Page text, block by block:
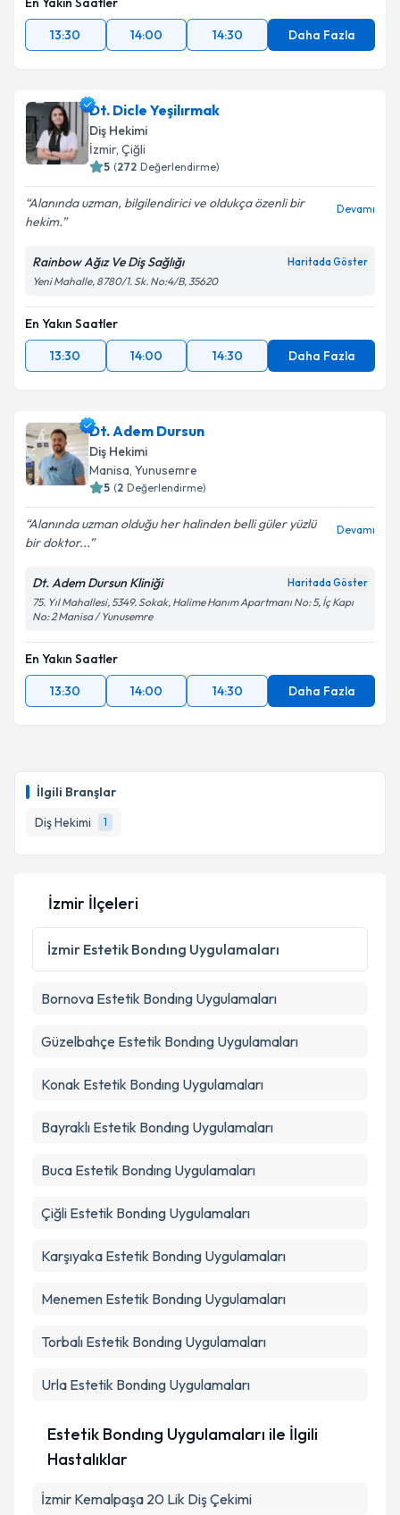
İlgili Branşlar
Diş Hekimi
1
13:30
14:00 14:30 Daha Fazla
Dt. Dicle Yeşilırmak
Diş Hekimi
İzmir, Çiğli
5 (272 Değerlendirme)
Alanında uzman, bilgilendirici ve oldukça özenli bir
hekim.
Devamı
Rainbow Ağız Ve Diş Sağlığı Haritada Göster
Yeni Mahalle, 8780/1. Sk. No:4/B, 35620
En Yakın Saatler
13:30
14:00 14:30 Daha Fazla
Dt. Adem Dursun
Diş Hekimi
Manisa, Yunusemre
5 (2 Değerlendirme)
Alanında uzman olduğu her halinden belli güler yüzlü
bir doktor...
Devamı
Dt. Adem Dursun Kliniği Haritada Göster
75. Yıl Mahallesi, 5349. Sokak, Halime Hanım Apartmanı No: 5, İç Kapı
No: 2 Manisa / Yunusemre
En Yakın Saatler
13:30
14:00 14:30 Daha Fazla
İzmir İlçeleri
İzmir Estetik Bondıng Uygulamaları
Bornova Estetik Bondıng Uygulamaları
Güzelbahçe Estetik Bondıng Uygulamaları
Konak Estetik Bondıng Uygulamaları
Bayraklı Estetik Bondıng Uygulamaları
Buca Estetik Bondıng Uygulamaları
Çiğli Estetik Bondıng Uygulamaları
Karşıyaka Estetik Bondıng Uygulamaları
Menemen Estetik Bondıng Uygulamaları
Torbalı Estetik Bondıng Uygulamaları
Urla Estetik Bondıng Uygulamaları
Estetik Bondıng Uygulamaları ile İlgili
Hastalıklar
İzmir Kemalpaşa 20 Lik Diş Çekimi